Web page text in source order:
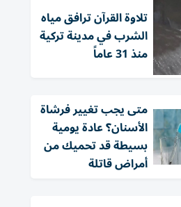
تلاوة القرآن ترافق مياه
الشرب في مدينة تركية
منذ 31 عاماً
متى يجب تغيير فرشاة
الأسنان؟ عادة يومية
بسيطة قد تحميك من
أمراض قاتلة